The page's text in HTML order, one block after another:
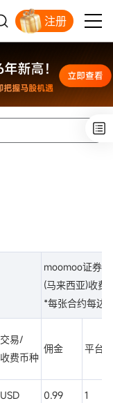
注册
moomoo证券
(马来西亚)收费
*每张合约每边
交易/
收费币种
佣金 平台
USD 0.99 1